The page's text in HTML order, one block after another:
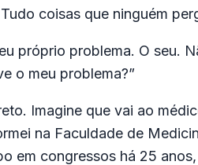
coisas que ninguém
próprio problema. O seu.
o meu problema?”
Imagine que vai ao
na Faculdade de
em congressos há 25